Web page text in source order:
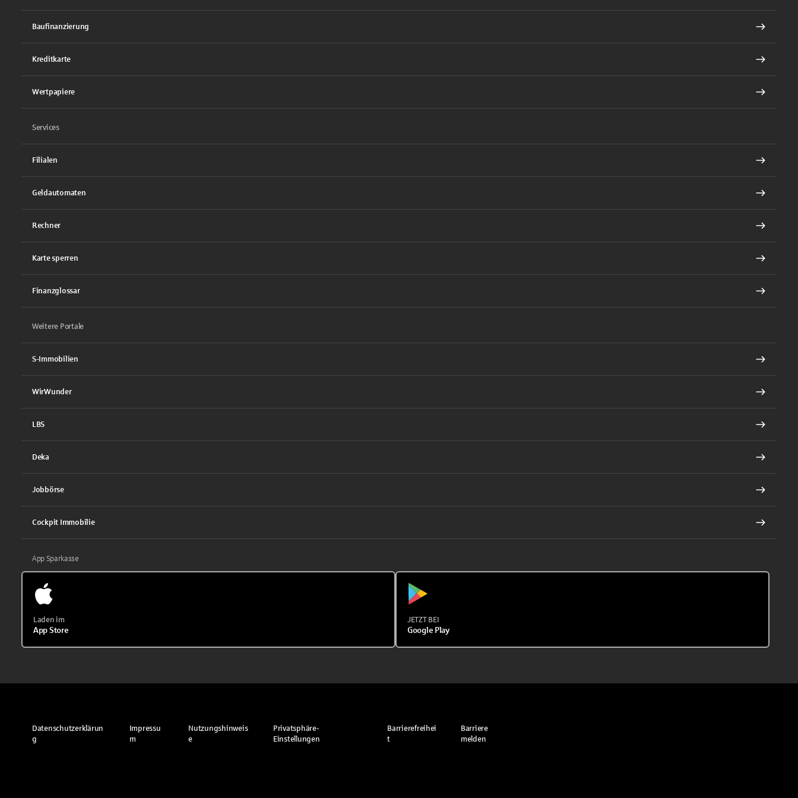
Baufinanzierung
Kreditkarte
Wertpapiere
Services
Filialen
Geldautomaten
Rechner
Karte sperren
Finanzglossar
Weitere Portale
S-Immobilien
WirWunder
LBS
Deka
Jobbörse
Cockpit Immobilie
App Sparkasse
Laden im
App Store
JETZT BEI
Google Play
Datenschutzerklärun
g
Impressu
m
Nutzungshinweis
e
Privatsphäre-
Einstellungen
Barrierefreihei
t
Barriere
melden